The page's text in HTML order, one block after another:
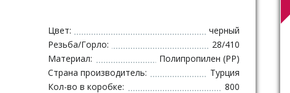
Цвет:
черный
Резьба/Горло:
28/410
Материал:
Полипропилен (PP)
Страна производитель:
Турция
Кол-во в коробке:
800